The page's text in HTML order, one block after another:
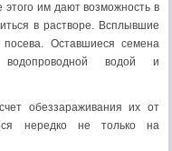
этого им дают возможность в
в растворе. Всплывшие
Оставшиеся семена
водой и
обеззараживания их от
нередко не только на